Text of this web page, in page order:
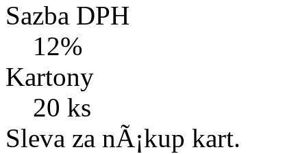
Sazba DPH
12%
Kartony
20 ks
Sleva za nÃ¡kup kart.